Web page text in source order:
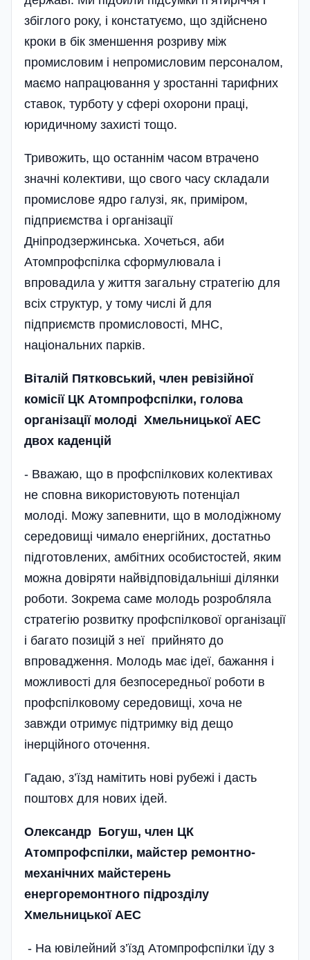
збіглого року, і констатуємо, що здійснено
кроки в бік зменшення розриву між
промисловим і непромисловим персоналом,
маємо напрацювання у зростанні тарифних
ставок, турботу у сфері охорони праці,
юридичному захисті тощо.
Тривожить, що останнім часом втрачено
значні колективи, що свого часу складали
промислове ядро галузі, як, приміром,
підприємства і організації
Дніпродзержинська. Хочеться, аби
Атомпрофспілка сформулювала і
впровадила у життя загальну стратегію для
всіх структур, у тому числі й для
підприємств промисловості, МНС,
національних парків.
Віталій Пятковський, член ревізійної
комісії ЦК Атомпрофспілки, голова
організації молоді Хмельницької АЕС
двох каденцій
- Вважаю, що в профспілкових колективах
не сповна використовують потенціал
молоді. Можу запевнити, що в молодіжному
середовищі чимало енергійних, достатньо
підготовлених, амбітних особистостей, яким
можна довіряти найвідповідальніші ділянки
роботи. Зокрема саме молодь розробляла
стратегію розвитку профспілкової організації
і багато позицій з неї прийнято до
впровадження. Молодь має ідеї, бажання і
можливості для безпосередньої роботи в
профспілковому середовищі, хоча не
завжди отримує підтримку від дещо
інерційного оточення.
Гадаю, з’їзд намітить нові рубежі і дасть
пош­товх для нових ідей.
Олександр Богуш, член ЦК
Атомпрофспілки, майстер ремонтно-
механічних майстерень
енергоремонтного підрозділу
Хмельницької АЕС
- На ювілейний з’їзд Атомпрофспілки їду з